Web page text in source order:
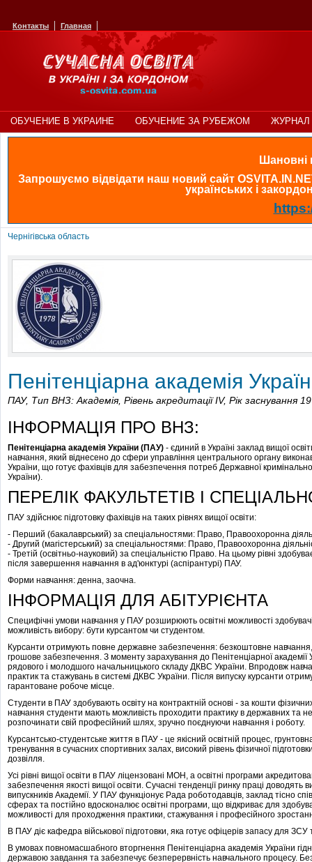
Контакты Главная
ОБУЧЕНИЕ В УКРАИНЕ ОБУЧЕНИЕ ЗА РУБЕЖОМ ЖУРНАЛ
Шановні
Запрошуємо відвідати наш новий сайт
українських і
Чернігівська область
Пенітенціарна академія
ПАУ, Тип ВНЗ: Академія, Рівень акредитації IV, Рік заснування
ІНФОРМАЦІЯ ПРО ВНЗ:
Пенітенціарна академія України (ПАУ) - єдиний в Україні заклад вищої
навчання, який віднесено до сфери управління центрального органу
України, що готує фахівців для забезпечення потреб Державної
України).
ПЕРЕЛІК ФАКУЛЬТЕТІВ І
ПАУ здійснює підготовку фахівців на таких рівнях вищої освіти:
- Перший (бакалаврський) за спеціальностями: Право, Правоохоронна
- Другий (магістерський) за спеціальностями: Право, Правоохоронна
- Третій (освітньо-науковий) за спеціальністю Право. На цьому рівні
після завершення навчання в ад'юнктурі (аспірантурі) ПАУ.
Форми навчання: денна, заочна.
ІНФОРМАЦІЯ ДЛЯ АБІТУРІЄНТА
Специфічні умови навчання у ПАУ розширюють освітні можливості
можливість вибору: бути курсантом чи студентом.
Курсанти отримують повне державне забезпечення: безкоштовне
грошове забезпечення. З моменту зарахування до Пенітенціарної академії
рядового і молодшого начальницького складу ДКВС України. Впродовж
практик та стажувань в системі ДКВС України. Після випуску курсанти
гарантоване робоче місце.
Студенти в ПАУ здобувають освіту на контрактній основі - за кошти
навчання студенти мають можливість проходити практику в державних та
розпочинати свій професійний шлях, зручно поєднуючи навчання і роботу.
Курсантсько-студентське життя в ПАУ - це якісний освітній процес,
тренування в сучасних спортивних залах, високий рівень фізичної
дозвілля.
Усі рівні вищої освіти в ПАУ ліцензовані МОН, а освітні програми
забезпечення якості вищої освіти. Сучасні тенденції ринку праці доводять
випускників Академії. У ПАУ функціонує Рада роботодавців, заклад тісно
сферах та постійно вдосконалює освітні програми, що відкриває для
можливості для проходження практики, стажування і професійного
В ПАУ діє кафедра військової підготовки, яка готує офіцерів запасу для
В умовах повномасшабного вторгнення Пенітенціарна академія України
державою завдання та забезпечує безперервність навчального процесу.